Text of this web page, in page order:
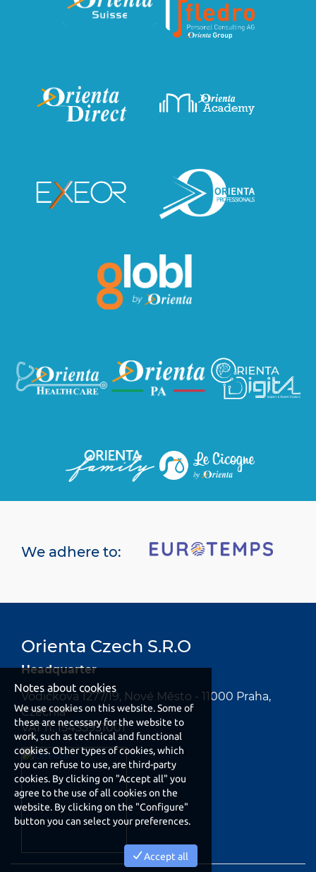
We adhere to:
Orienta Czech S.R.O
Headquarter
Vodičkova 1277/19, Nové Město - 11000 Praha,
Czechia
VAT n. 15433931001
Notes about cookies
We use cookies on this website. Some of
these are necessary for the website to
work, such as technical and functional
cookies. Other types of cookies, which
you can refuse to use, are third-party
cookies. By clicking on "Accept all" you
agree to the use of all cookies on the
website. By clicking on the "Configure"
button you can select your preferences.
Accept all